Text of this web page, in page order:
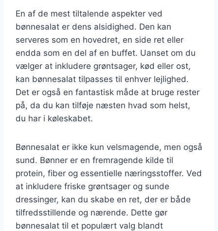
En af de mest tiltalende aspekter ved
bønnesalat er dens alsidighed. Den kan
serveres som en hovedret, en side ret eller
endda som en del af en buffet. Uanset om du
vælger at inkludere grøntsager, kød eller ost,
kan bønnesalat tilpasses til enhver lejlighed.
Det er også en fantastisk måde at bruge rester
på, da du kan tilføje næsten hvad som helst,
du har i køleskabet.
Bønnesalat er ikke kun velsmagende, men også
sund. Bønner er en fremragende kilde til
protein, fiber og essentielle næringsstoffer. Ved
at inkludere friske grøntsager og sunde
dressinger, kan du skabe en ret, der er både
tilfredsstillende og nærende. Dette gør
bønnesalat til et populært valg blandt